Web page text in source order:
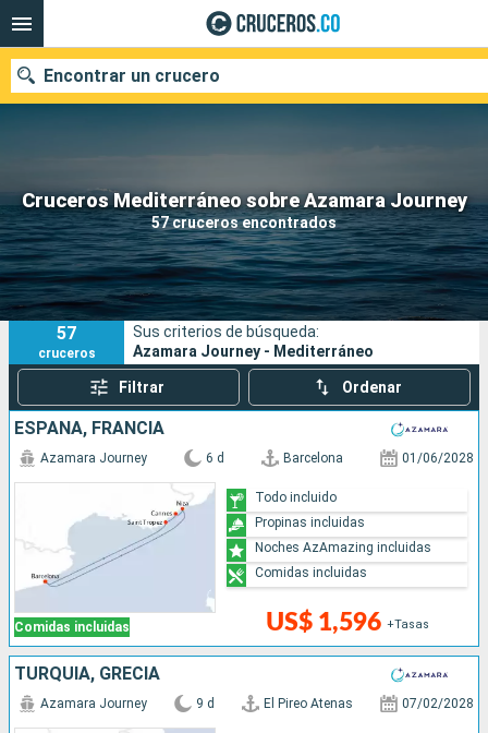
Cruceros Mediterráneo sobre Azamara Journey
57 cruceros encontrados
Encontrar un crucero
Fecha de salida
Buscar
57
cruceros
Sus criterios de búsqueda:
Azamara Journey - Mediterráneo
Filtrar Ordenar
ESPAÑA, FRANCIA
Comidas incluidas
Azamara Journey 6 d Barcelona 01/06/2028
US$ 1,596 +Tasas
Todo incluido
Propinas incluidas
Noches AzAmazing incluidas
Comidas incluidas
TURQUÍA, GRECIA
Azamara Journey 9 d El Pireo Atenas 07/02/2028